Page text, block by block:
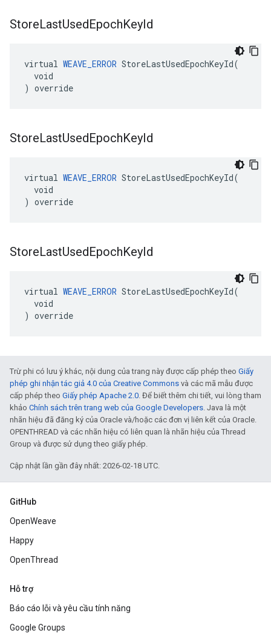
StoreLastUsedEpochKeyId
virtual WEAVE_ERROR StoreLastUsedEpochKeyId(
  void
) override
StoreLastUsedEpochKeyId
virtual WEAVE_ERROR StoreLastUsedEpochKeyId(
  void
) override
StoreLastUsedEpochKeyId
virtual WEAVE_ERROR StoreLastUsedEpochKeyId(
  void
) override
Trừ phi có lưu ý khác, nội dung của trang này được cấp phép theo Giấy
phép ghi nhận tác giả 4.0 của Creative Commons và các mã mẫu được
cấp phép theo Giấy phép Apache 2.0. Để biết thêm chi tiết, vui lòng tham
khảo Chính sách trên trang web của Google Developers. Java là một
nhãn hiệu đã đăng ký của Oracle và/hoặc các đơn vị liên kết của Oracle.
OPENTHREAD và các nhãn hiệu có liên quan là nhãn hiệu của Thread
Group và được sử dụng theo giấy phép.
Cập nhật lần gần đây nhất: 2026-02-18 UTC.
GitHub
OpenWeave
Happy
OpenThread
Hỗ trợ
Báo cáo lỗi và yêu cầu tính năng
Google Groups